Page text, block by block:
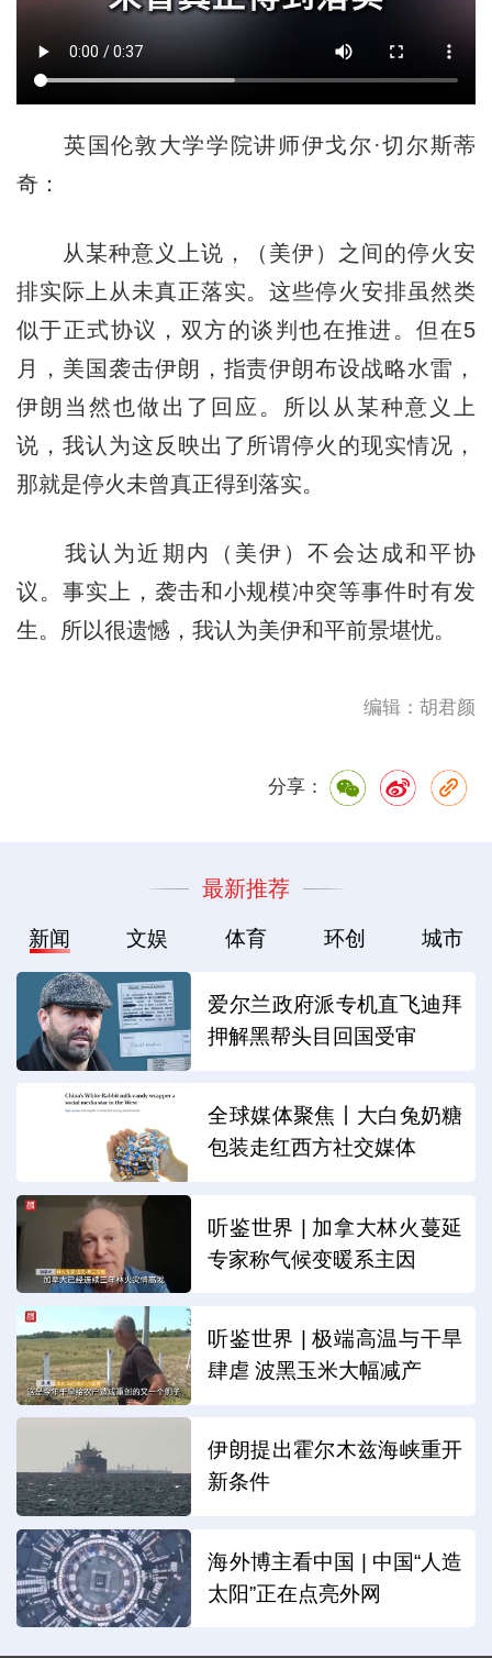
英国伦敦大学学院讲师伊戈尔·切尔斯蒂
奇：
从某种意义上说，（美伊）之间的停火安
排实际上从未真正落实。这些停火安排虽然类
似于正式协议，双方的谈判也在推进。但在5
月，美国袭击伊朗，指责伊朗布设战略水雷，
伊朗当然也做出了回应。所以从某种意义上
说，我认为这反映出了所谓停火的现实情况，
那就是停火未曾真正得到落实。
我认为近期内（美伊）不会达成和平协
议。事实上，袭击和小规模冲突等事件时有发
生。所以很遗憾，我认为美伊和平前景堪忧。
编辑：胡君颜
分享：
最新推荐
新闻 文娱 体育 环创 城市
爱尔兰政府派专机直飞迪拜
押解黑帮头目回国受审
全球媒体聚焦丨大白兔奶糖
包装走红西方社交媒体
听鉴世界 | 加拿大林火蔓延
专家称气候变暖系主因
听鉴世界 | 极端高温与干旱
肆虐 波黑玉米大幅减产
伊朗提出霍尔木兹海峡重开
新条件
海外博主看中国 | 中国“人造
太阳”正在点亮外网